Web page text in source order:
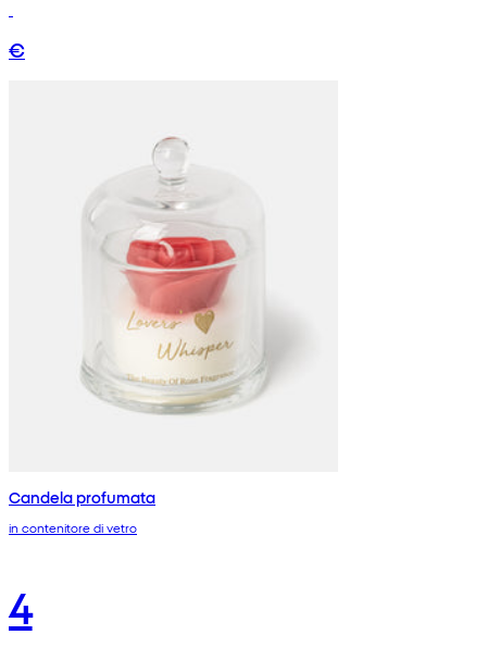
€
Candela profumata
in contenitore di vetro
4